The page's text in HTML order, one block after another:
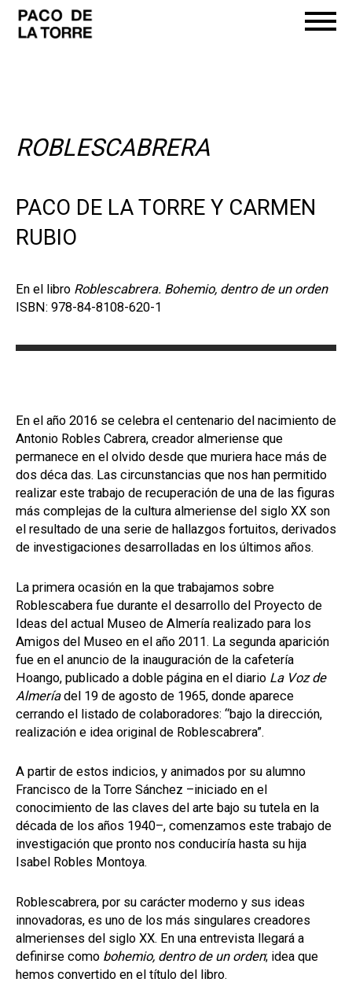
ROBLESCABRERA
PACO DE LA TORRE Y CARMEN
RUBIO
En el libro Roblescabrera. Bohemio, dentro de un orden
ISBN: 978-84-8108-620-1
En el año 2016 se celebra el centenario del nacimiento de
Antonio Robles Cabrera, creador almeriense que
permanece en el olvido desde que muriera hace más de
dos déca das. Las circunstancias que nos han permitido
realizar este trabajo de recuperación de una de las figuras
más complejas de la cultura almeriense del siglo XX son
el resultado de una serie de hallazgos fortuitos, derivados
de investigaciones desarrolladas en los últimos años.
La primera ocasión en la que trabajamos sobre
Roblescabera fue durante el desarrollo del Proyecto de
Ideas del actual Museo de Almería realizado para los
Amigos del Museo en el año 2011. La segunda aparición
fue en el anuncio de la inauguración de la cafetería
Hoango, publicado a doble página en el diario La Voz de
Almeríadel 19 de agosto de 1965, donde aparece
cerrando el listado de colaboradores: “bajo la dirección,
realización e idea original de Roblescabrera”.
A partir de estos indicios, y animados por su alumno
Francisco de la Torre Sánchez –iniciado en el
conocimiento de las claves del arte bajo su tutela en la
década de los años 1940–, comenzamos este trabajo de
investigación que pronto nos conduciría hasta su hija
Isabel Robles Montoya.
Roblescabrera, por su carácter moderno y sus ideas
innovadoras, es uno de los más singulares creadores
almerienses del siglo XX. En una entrevista llegará a
definirse como bohemio, dentro de un orden; idea que
hemos convertido en el título del libro.